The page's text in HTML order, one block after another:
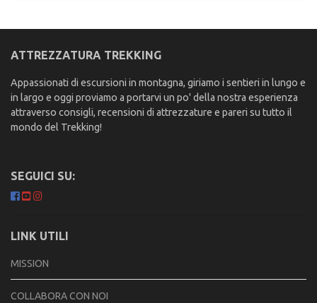
ATTREZZATURA TREKKING
Appassionati di escursioni in montagna, giriamo i sentieri in lungo e
in largo e oggi proviamo a portarvi un po' della nostra esperienza
attraverso consigli, recensioni di attrezzature e pareri su tutto il
mondo del Trekking!
SEGUICI SU:
LINK UTILI
MISSION
COLLABORA CON NOI